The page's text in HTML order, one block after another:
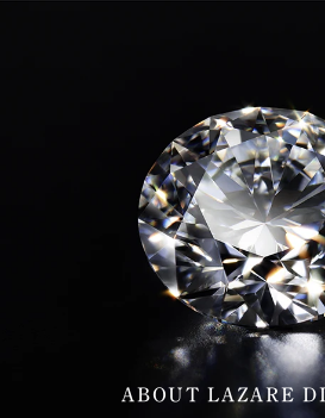
ABOUT LAZARE